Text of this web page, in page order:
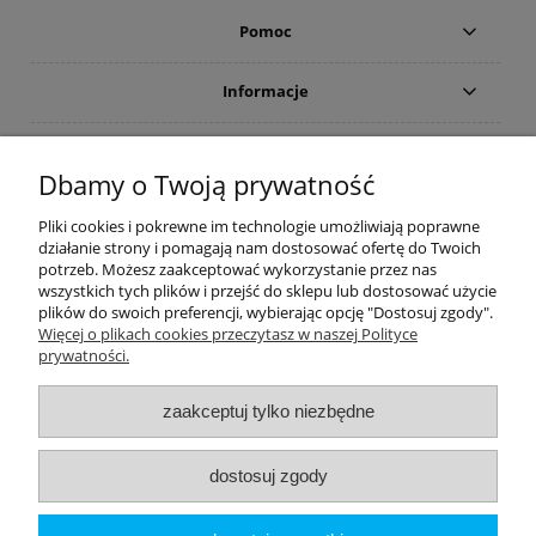
Pomoc
Informacje
PRODUCENCI
Popularne kategorie
Dive Factory 24-aleja 29 Listopada 165-
woj. małopolskie - NIP 9452184931
tel.12 418 39 59-sklep@divefactory24.pl
pokaż pełną wersję strony
Dbamy o Twoją prywatność
Pliki cookies i pokrewne im technologie umożliwiają poprawne
działanie strony i pomagają nam dostosować ofertę do Twoich
potrzeb. Możesz zaakceptować wykorzystanie przez nas
wszystkich tych plików i przejść do sklepu lub dostosować użycie
plików do swoich preferencji, wybierając opcję "Dostosuj zgody".
Więcej o plikach cookies przeczytasz w naszej Polityce
prywatności.
zaakceptuj tylko niezbędne
dostosuj zgody